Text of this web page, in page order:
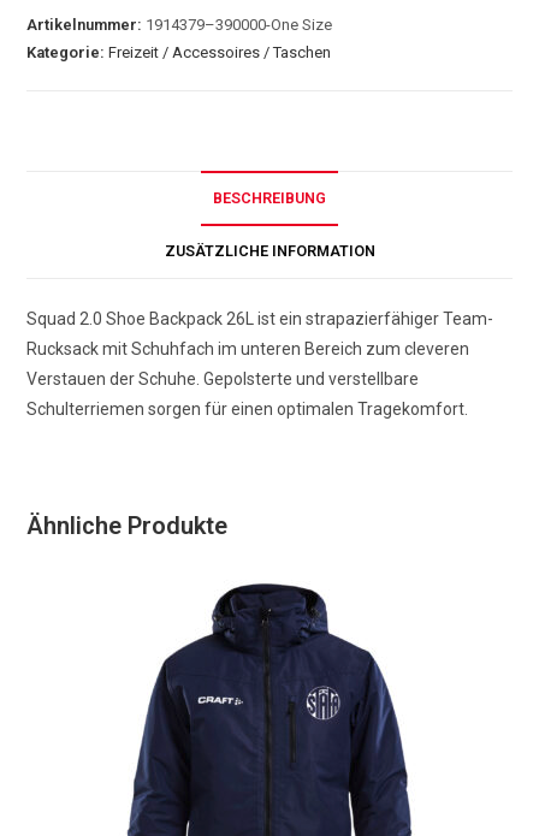
Artikelnummer: 1914379–390000-One Size
Kategorie:Freizeit / Accessoires / Taschen
BESCHREIBUNG
ZUSÄTZLICHE INFORMATION
Squad 2.0 Shoe Backpack 26L ist ein strapazierfähiger Team-
Rucksack mit Schuhfach im unteren Bereich zum cleveren
Verstauen der Schuhe. Gepolsterte und verstellbare
Schulterriemen sorgen für einen optimalen Tragekomfort.
Ähnliche Produkte